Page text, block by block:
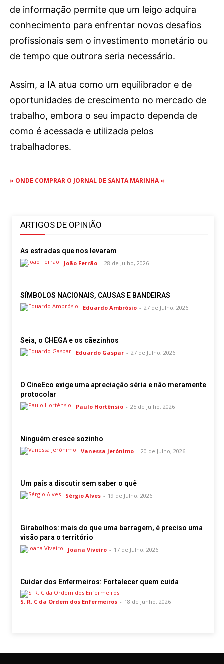
de informação permite que um leigo adquira
conhecimento para enfrentar novos desafios
profissionais sem o investimento monetário ou
de tempo que outrora seria necessário.
Assim, a IA atua como um equilibrador e de
oportunidades de crescimento no mercado de
trabalho, embora o seu impacto dependa de
como é acessada e utilizada pelos
trabalhadores.
» ONDE COMPRAR O JORNAL DE SANTA MARINHA «
ARTIGOS DE OPINIÃO
As estradas que nos levaram
João Ferrão - 28 de Julho, 2026
SÍMBOLOS NACIONAIS, CAUSAS E BANDEIRAS
Eduardo Ambrósio - 27 de Julho, 2026
Seia, o CHEGA e os cãezinhos
Eduardo Gaspar - 27 de Julho, 2026
O CineEco exige uma apreciação séria e não meramente
protocolar
Paulo Hortênsio - 25 de Julho, 2026
Ninguém cresce sozinho
Vanessa Jerónimo - 20 de Julho, 2026
Um país a discutir sem saber o quê
Sérgio Alves - 19 de Julho, 2026
Girabolhos: mais do que uma barragem, é preciso uma
visão para o território
Joana Viveiro - 17 de Julho, 2026
Cuidar dos Enfermeiros: Fortalecer quem cuida
S. R. C da Ordem dos Enfermeiros - 18 de Junho, 2026